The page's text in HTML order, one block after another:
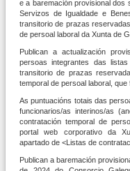
e a baremación provisional
Servizos de Igualdade e
transitorio de prazas
de persoal laboral da Xunta de
Publican a actualización
persoas integrantes das
transitorio de prazas
temporal de persoal laboral, que
As puntuacións totais das
funcionarios/as interinos/as
contratación temporal de
portal web corporativo da
apartado de <Listas de
Publican a baremación